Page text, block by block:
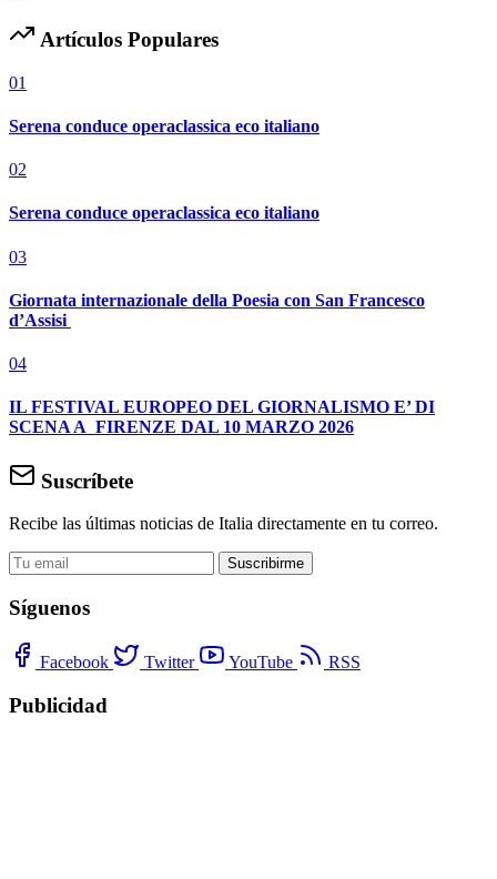
Artículos Populares
01
Serena conduce operaclassica eco italiano
02
Serena conduce operaclassica eco italiano
03
Giornata internazionale della Poesia con San Francesco
d’Assisi
04
IL FESTIVAL EUROPEO DEL GIORNALISMO E’ DI
SCENA A FIRENZE DAL 10 MARZO 2026
Suscríbete
Recibe las últimas noticias de Italia directamente en tu correo.
Suscribirme
Síguenos
Facebook Twitter YouTube RSS
Publicidad